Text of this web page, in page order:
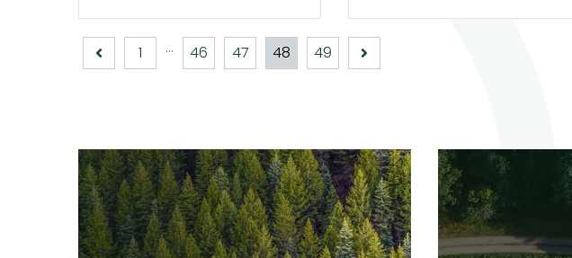
1 ... 46 47 48 49